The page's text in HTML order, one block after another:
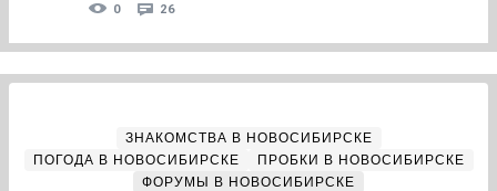
0 26
ЗНАКОМСТВА В НОВОСИБИРСКЕ
ПОГОДА В НОВОСИБИРСКЕ
ПРОБКИ В НОВОСИБИРСКЕ
ФОРУМЫ В НОВОСИБИРСКЕ